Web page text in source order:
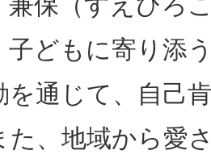
子どもに寄り添
を通じて、自己
た、地域から愛